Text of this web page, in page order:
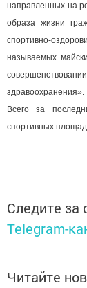
направленных на
образа жизни
спортивно-
называемых
здравоохранения».
Всего за
спортивных
Следите
Telegram-
Читайте